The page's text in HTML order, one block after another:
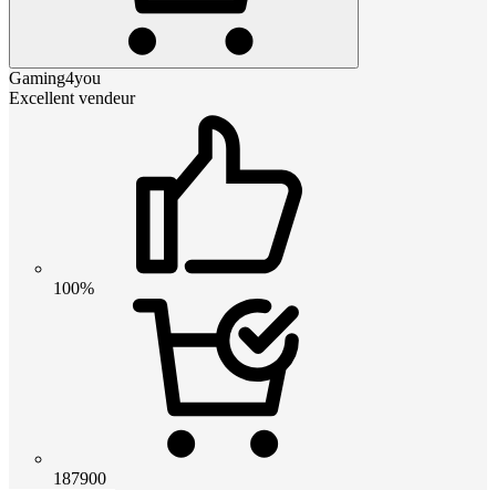
Gaming4you
Excellent vendeur
100%
187900